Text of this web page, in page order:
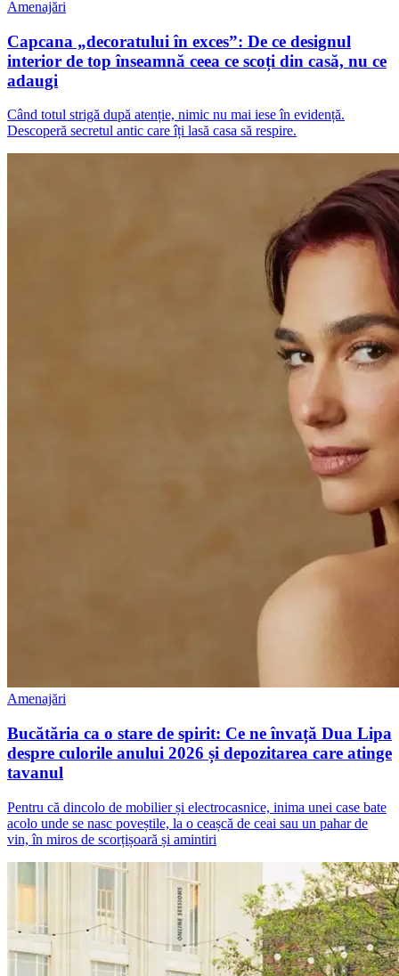
Amenajări
Capcana „decoratului în exces”: De ce designul
interior de top înseamnă ceea ce scoți din casă, nu ce
adaugi
Când totul strigă după atenție, nimic nu mai iese în evidență.
Descoperă secretul antic care îți lasă casa să respire.
Amenajări
Bucătăria ca o stare de spirit: Ce ne învață Dua Lipa
despre culorile anului 2026 și depozitarea care atinge
tavanul
Pentru că dincolo de mobilier și electrocasnice, inima unei case bate
acolo unde se nasc poveștile, la o ceașcă de ceai sau un pahar de
vin, în miros de scorțișoară și amintiri